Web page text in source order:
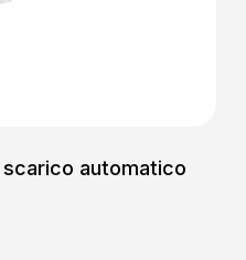
automatico